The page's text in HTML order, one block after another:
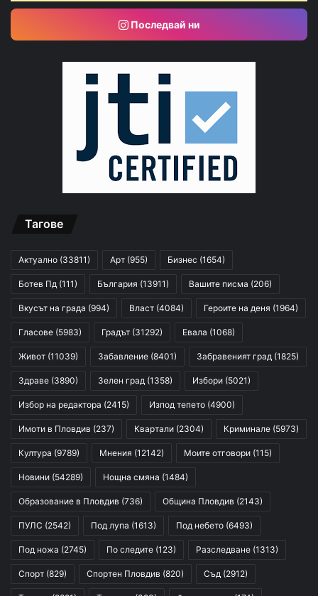
Последвай ни
Тагове
Актуално (33811) Арт (955) Бизнес (1654)
Ботев Пд (111) България (13911) Вашите писма (206)
Вкусът на града (994) Власт (4084) Героите на деня (1964)
Гласове (5983) Градът (31292) Евала (1068)
Живот (11039) Забавление (8401) Забравеният град (1825)
Здраве (3890) Зелен град (1358) Избори (5021)
Избор на редактора (2415) Изпод тепето (4900)
Имоти в Пловдив (237) Квартали (2304) Криминале (5973)
Култура (9789) Мнения (12142) Моите отговори (115)
Новини (54289) Нощна смяна (1484)
Образование в Пловдив (736) Община Пловдив (2143)
ПУЛС (2542) Под лупа (1613) Под небето (6493)
Под ножа (2745) По следите (123) Разследване (1313)
Спорт (829) Спортен Пловдив (820) Съд (2912)